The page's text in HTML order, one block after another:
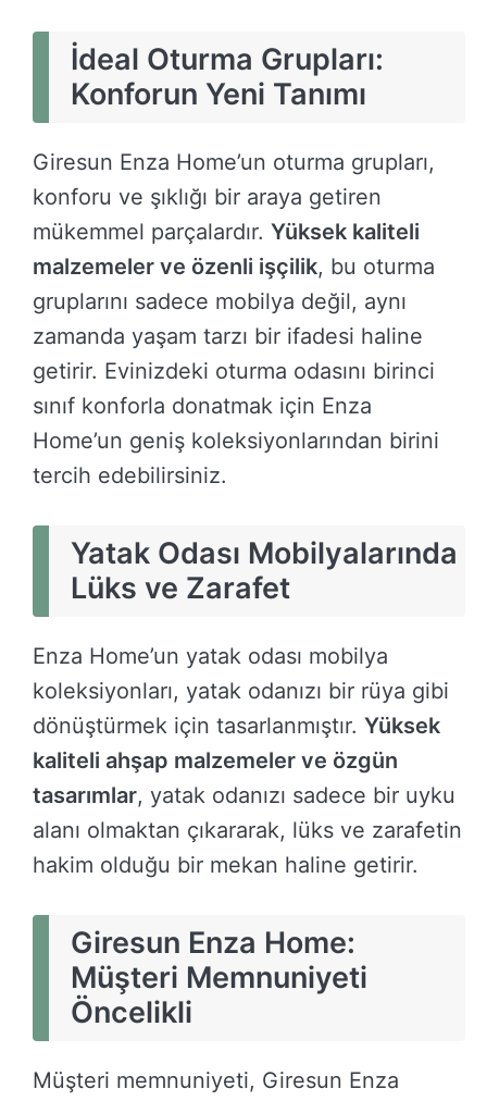
İdeal Oturma Grupları:
Konforun Yeni Tanımı
Giresun Enza Home’un oturma grupları,
konforu ve şıklığı bir araya getiren
mükemmel parçalardır. Yüksek kaliteli
malzemeler ve özenli işçilik, bu oturma
gruplarını sadece mobilya değil, aynı
zamanda yaşam tarzı bir ifadesi haline
getirir. Evinizdeki oturma odasını birinci
sınıf konforla donatmak için Enza
Home’un geniş koleksiyonlarından birini
tercih edebilirsiniz.
Yatak Odası Mobilyalarında
Lüks ve Zarafet
Enza Home’un yatak odası mobilya
koleksiyonları, yatak odanızı bir rüya gibi
dönüştürmek için tasarlanmıştır. Yüksek
kaliteli ahşap malzemeler ve özgün
tasarımlar, yatak odanızı sadece bir uyku
alanı olmaktan çıkararak, lüks ve zarafetin
hakim olduğu bir mekan haline getirir.
Giresun Enza Home:
Müşteri Memnuniyeti
Öncelikli
Müşteri memnuniyeti, Giresun Enza